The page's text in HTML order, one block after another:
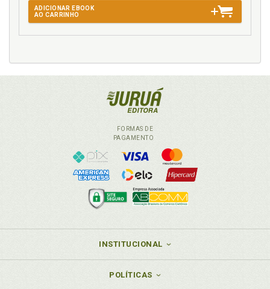
ADICIONAR EBOOK
AO CARRINHO
FORMAS DE
PAGAMENTO
INSTITUCIONAL
POLÍTICAS